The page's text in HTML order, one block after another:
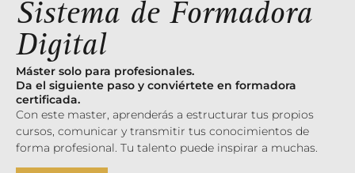
Sistema de Formadora
Digital
Máster solo para profesionales.
Da el siguiente paso y conviértete en formadora
certificada.
Con este master, aprenderás a estructurar tus propios
cursos, comunicar y transmitir tus conocimientos de
forma profesional. Tu talento puede inspirar a muchas.